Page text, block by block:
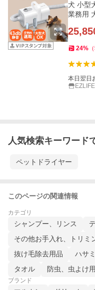
犬 小型
業務用
24% （
本日翌日
人気検索キーワード
ペットドライヤー
このページの関連情報
カテゴリ
シャンプー、リンス
その他お手入れ、トリミ
抜け毛除去用品
ハサミ
タオル
防虫、虫よけ
ブランド